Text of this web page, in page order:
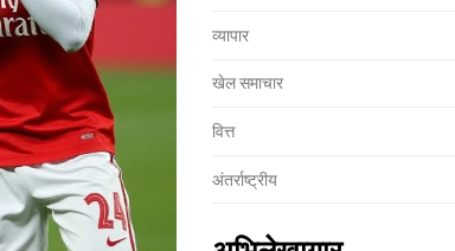
व्यापार
खेल समाचार
वित्त
अंतर्राष्ट्रीय